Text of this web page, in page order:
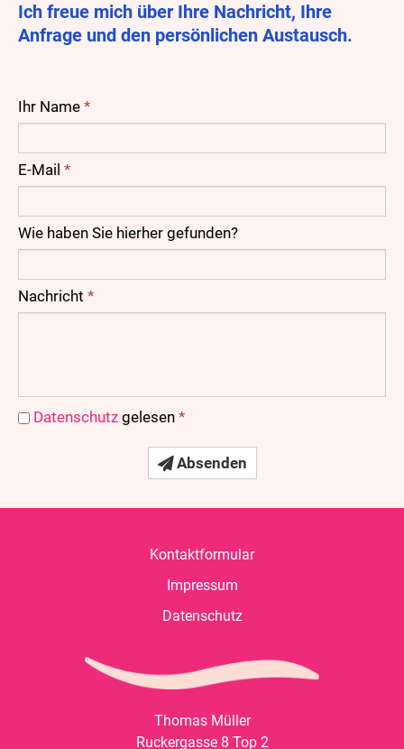
Ich freue mich über Ihre Nachricht, Ihre
Anfrage und den persönlichen Austausch.
Ihr Name *
E-Mail *
Wie haben Sie hierher gefunden?
Nachricht *
Datenschutz gelesen *
Absenden
Kontaktformular
Impressum
Datenschutz
Thomas Müller
Ruckergasse 8 Top 2